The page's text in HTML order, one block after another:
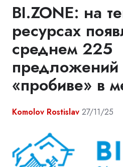
BI.ZONE: на
ресурсах
среднем 225
предложений
«пробиве» в
Komolov Rostislav 27/11/25